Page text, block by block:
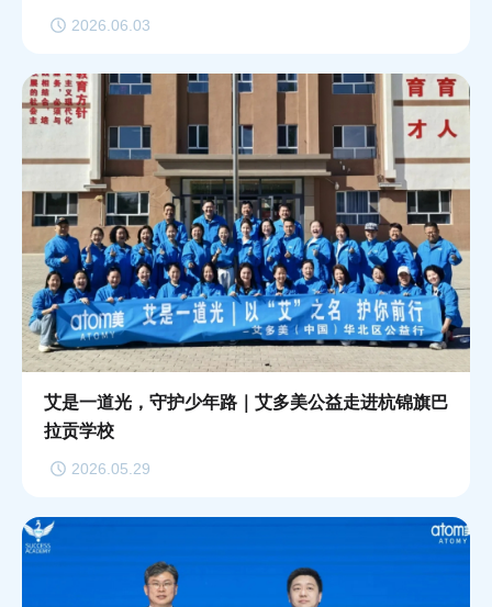
2026.06.03
艾是一道光，守护少年路｜艾多美公益走进杭锦旗巴
拉贡学校
2026.05.29